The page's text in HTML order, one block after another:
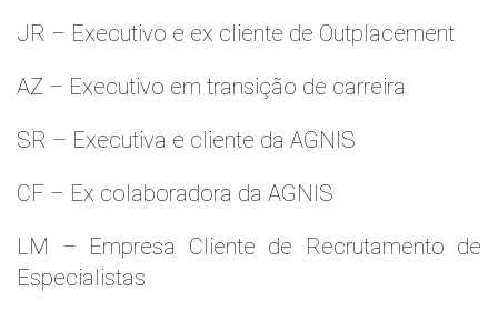
JR – Executivo e ex cliente de Outplacement
AZ – Executivo em transição de carreira
SR – Executiva e cliente da AGNIS
CF – Ex colaboradora da AGNIS
LM – Empresa Cliente de Recrutamento de
Especialistas